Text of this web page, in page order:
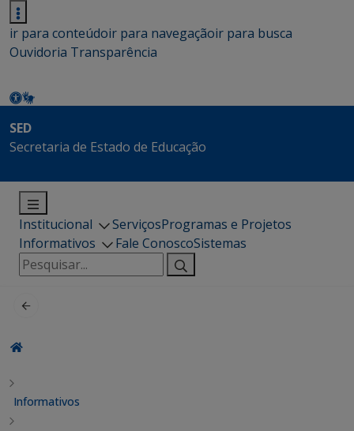
ir para conteúdoir para navegaçãoir para busca
Ouvidoria Transparência
SED
Secretaria de Estado de Educação
Institucional ServiçosProgramas e Projetos
Informativos
Fale ConoscoSistemas
Pesquisar
por:
Informativos